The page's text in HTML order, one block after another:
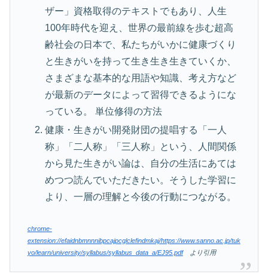
ザー」資格取得のテキストでもあり、人生
100年時代を迎え、世界の最前線を歩む超高
齢社会の日本で、私たちがいかに健康づくり
と生きがいを持って生き生き生きていくか、
さまざまな基本的な用語や知識、考え方など
が最新のデータによって習得できるようにな
っている。 単位修得の方法
健康・生きがい開発財団の提唱する「一人
称」「二人称」「三人称」という、人間関係
から見た生きがい論は、自分の生活にあては
めつつ読んでいただきたい。そうした学習に
より、一層の理解と今後の行動につながる。
chrome-
extension://efaidnbmnnnibpcajpcglclefindmkaj/https://www.sanno.ac.jp/tuk
yo/learn/university/syllabus/syllabus_data_a/EJ95.pdfより引用